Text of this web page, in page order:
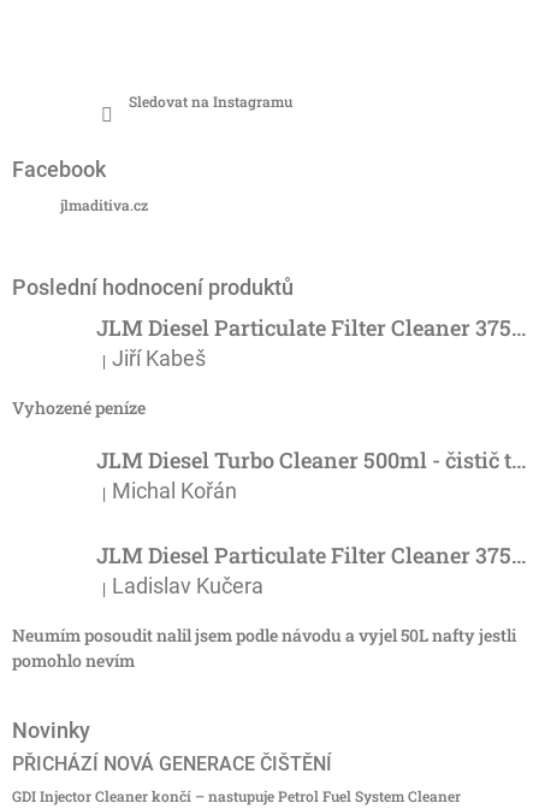
Sledovat na Instagramu
Facebook
jlmaditiva.cz
Poslední hodnocení produktů
JLM Diesel Particulate Filter Cleaner 375ml - účinný čistič DPF
Hodnocení produktu je 5 z 5 hvězdiček.
| Jiří Kabeš
Vyhozené peníze
JLM Diesel Turbo Cleaner 500ml - čistič turba
Hodnocení produktu je 5 z 5 hvězdiček.
| Michal Kořán
JLM Diesel Particulate Filter Cleaner 375ml - účinný čistič DPF
Hodnocení produktu je 3 z 5 hvězdiček.
| Ladislav Kučera
Neumím posoudit nalil jsem podle návodu a vyjel 50L nafty jestli
pomohlo nevím
Novinky
PŘICHÁZÍ NOVÁ GENERACE ČIŠTĚNÍ
GDI Injector Cleaner končí – nastupuje Petrol Fuel System Cleaner